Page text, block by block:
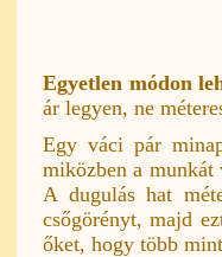
Egyetlen módon
ár legyen, ne
Egy váci pár
miközben a
A dugulás hat
csőgörényt, majd
őket, hogy több